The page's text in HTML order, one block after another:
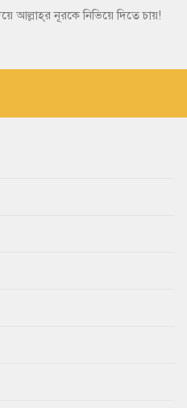
আল্লাহ্‌র নূরকে নিভিয়ে দিতে চায়!